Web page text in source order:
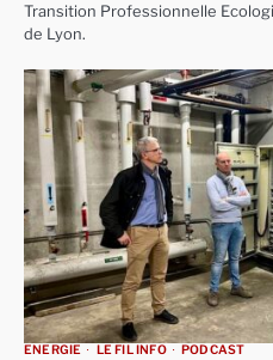
Transition Professionnelle
de Lyon.
ENERGIE LE FIL INFO PODCAST